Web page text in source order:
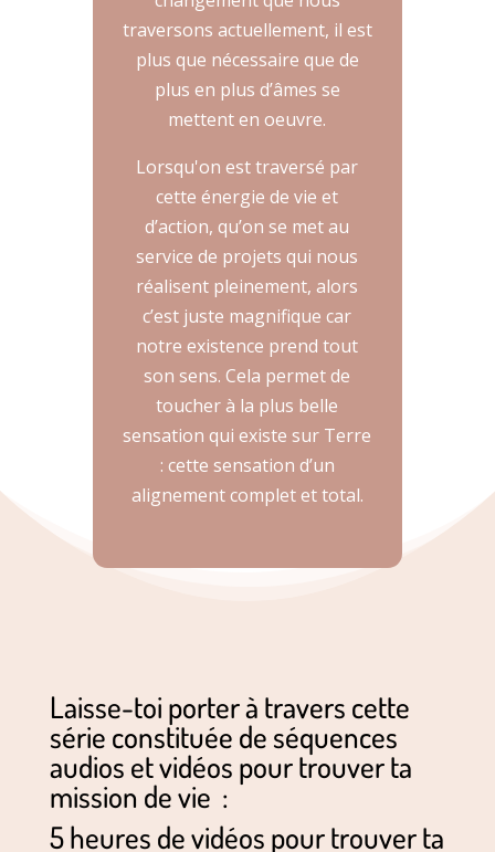
traversons actuellement, il est
plus que nécessaire que de
plus en plus d’âmes se
mettent en oeuvre.
Lorsqu'on est traversé par
cette énergie de vie et
d’action, qu’on se met au
service de projets qui nous
réalisent pleinement, alors
c’est juste magnifique car
notre existence prend tout
son sens. Cela permet de
toucher à la plus belle
sensation qui existe sur Terre
: cette sensation d’un
alignement complet et total.
Laisse-toi porter à travers cette
série constituée de séquences
audios et vidéos pour trouver ta
mission de vie :
5 heures de vidéos pour trouver ta